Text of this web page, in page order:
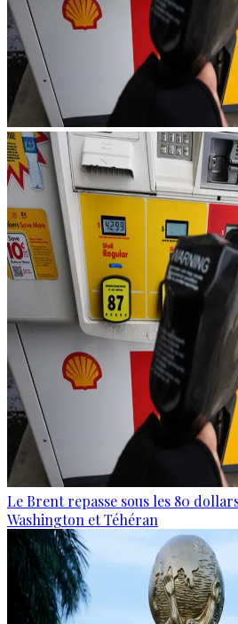
Le Brent repasse sous les 80
Washington et Téhéran